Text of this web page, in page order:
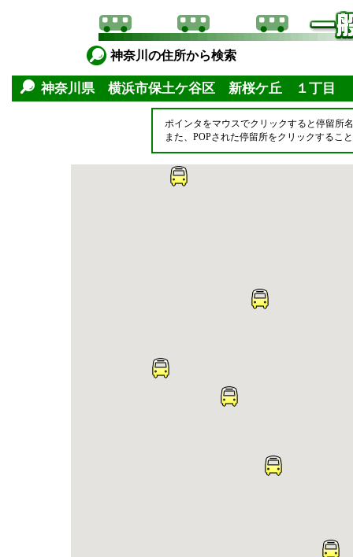
神奈川の住所から検索
神奈川県 横浜市保土ケ谷区 新桜ケ丘 １丁目
ポインタをマウスでクリックすると停留所
また、POPされた停留所をクリックするこ